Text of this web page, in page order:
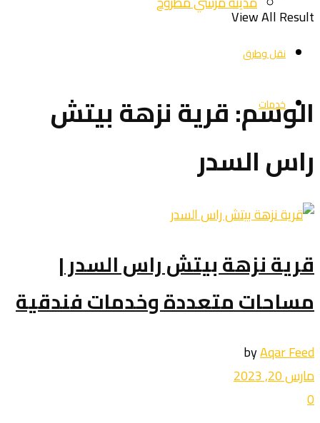
نقل وطرق
خدمات
View All Result
الوسم:قرية نزهة بيتش
راس السدر
قرية نزهة بيتش راس السدر |
مساحات متعددة وخدمات فندقية
byAqar Feed
مارس 20, 2023
0